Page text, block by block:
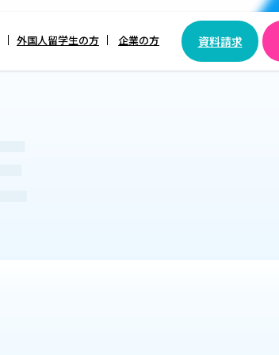
外国人留学生の方 企業の方 資料請求